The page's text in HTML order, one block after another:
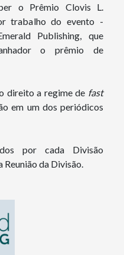
o Prêmio Clovis L.
trabalho do evento -
Publishing, que
o prêmio de
direito a regime de fast
em um dos periódicos
por cada Divisão
Reunião da Divisão.